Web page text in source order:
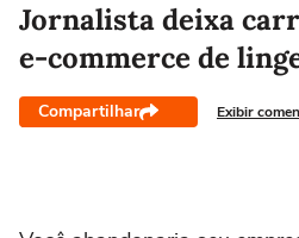
Jornalista deixa
e-commerce de
Compartilhar Exibir